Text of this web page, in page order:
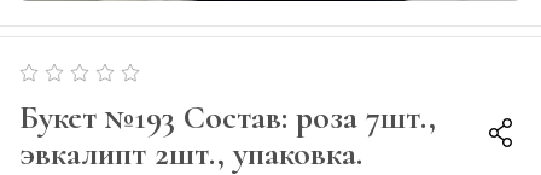
Букет №193 Состав: роза 7шт.,
эвкалипт 2шт., упаковка.